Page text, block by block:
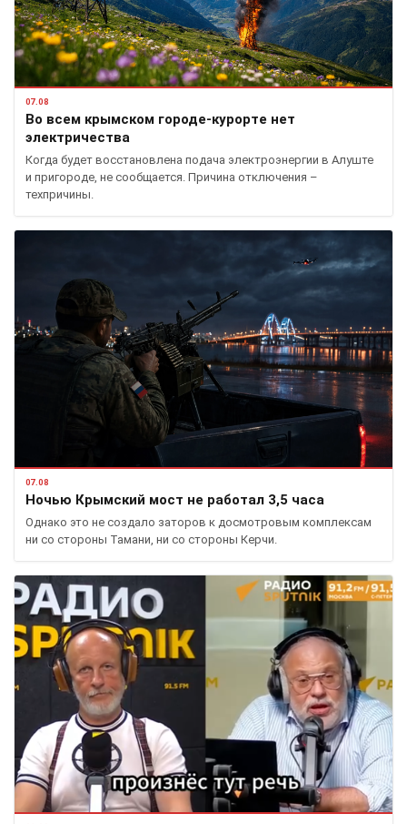
07.08
Во всем крымском городе-курорте нет
электричества
Когда будет восстановлена подача электроэнергии в Алуште
и пригороде, не сообщается. Причина отключения –
техпричины.
07.08
Ночью Крымский мост не работал 3,5 часа
Однако это не создало заторов к досмотровым комплексам
ни со стороны Тамани, ни со стороны Керчи.